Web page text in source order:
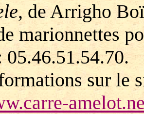
, de Arrigho
marionnettes
05.46.51.54.70.
sur le